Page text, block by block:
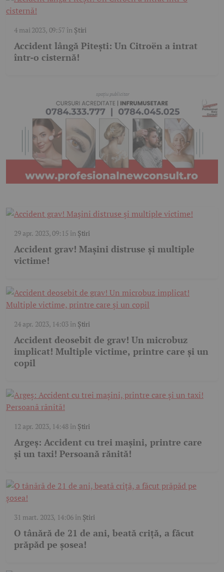
4 mai 2023, 09:57în Știri
Accident lângă Pitești: Un Citroën a intrat
într-o cisternă!
29 apr. 2023, 09:15 în Știri
Accident grav! Mașini distruse și multiple
victime!
24 apr. 2023, 14:03în Știri
Accident deosebit de grav! Un microbuz
implicat! Multiple victime, printre care și un
copil
12 apr. 2023, 14:48în Știri
Argeș: Accident cu trei mașini, printre care
și un taxi! Persoană rănită!
31 mart. 2023, 14:06în Știri
O tânără de 21 de ani, beată criță, a făcut
prăpăd pe șosea!